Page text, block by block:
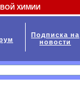
ХИМИИ
Подписка на
новости